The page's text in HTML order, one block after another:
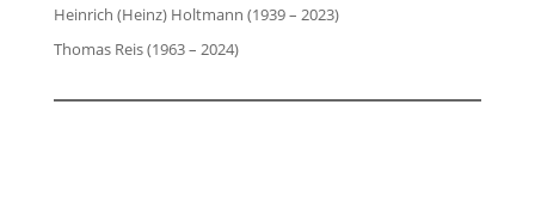
Heinrich (Heinz) Holtmann (1939 – 2023)
Thomas Reis (1963 – 2024)